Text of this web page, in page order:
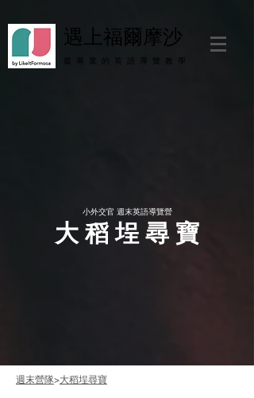
遇上福爾摩沙
最 專 業 的 英 語 導 覽 教 學
小外交官 週末英語導覽營
大 稻 埕 尋 寶
週末營隊>大稻埕尋寶